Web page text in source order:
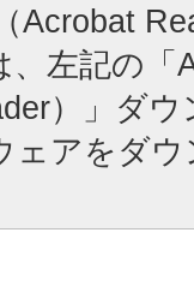
Acrobat
左記の「
）」ダ
ェアをダ